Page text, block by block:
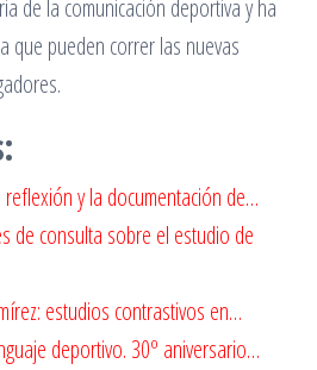
de la comunicación deportiva y ha
que pueden correr las nuevas
reflexión y la documentación de…
de consulta sobre el estudio de
estudios contrastivos en…
deportivo. 30º aniversario…